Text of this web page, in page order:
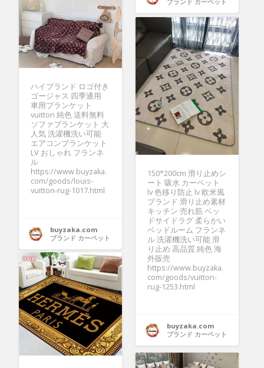
ハイブランド ロゴ付き
ゴージャス 四季通用
車用ブランケット
vuitton 純色 送料無料
ソファブランケット 大
人気 洗濯機洗い可能
エアコンブランケット
LV おしゃれ フランネ
ル
https://www.buyzaka.
com/goods/louis-
vuitton-rug-1017.html
buyzaka.com
ブランド カーペット
150*200cm 滑り止めシ
ート 吸水 カーペット
lv 色移り防止 lv 欧米風
ブランド 滑り止め素材
キッチン 売れ筋 ベッ
ドサイドラグ 柔らかい
ベッドルーム フランネ
ル 洗濯機洗い可能 滑
り止め 高品質 純色 海
外販売
https://www.buyzaka.
com/goods/vuitton-
rug-1253.html
buyzaka.com
ブランド カーペット